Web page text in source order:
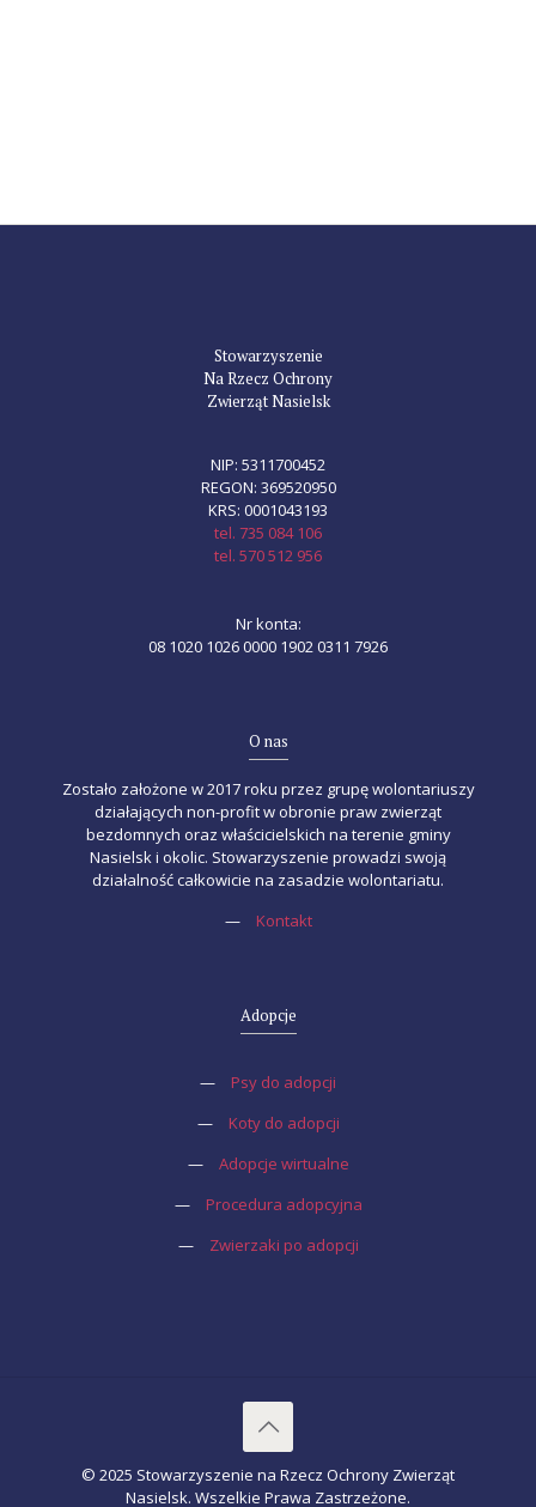
Stowarzyszenie
Na Rzecz Ochrony
Zwierząt Nasielsk
NIP: 5311700452
REGON: 369520950
KRS: 0001043193
tel. 735 084 106
tel. 570 512 956
Nr konta:
08 1020 1026 0000 1902 0311 7926
O nas
Zostało założone w 2017 roku przez grupę wolontariuszy
działających non-profit w obronie praw zwierząt
bezdomnych oraz właścicielskich na terenie gminy
Nasielsk i okolic. Stowarzyszenie prowadzi swoją
działalność całkowicie na zasadzie wolontariatu.
—
Kontakt
Adopcje
—
Psy do adopcji
—
Koty do adopcji
—
Adopcje wirtualne
—
Procedura adopcyjna
—
Zwierzaki po adopcji
© 2025 Stowarzyszenie na Rzecz Ochrony Zwierząt
Nasielsk. Wszelkie Prawa Zastrzeżone.